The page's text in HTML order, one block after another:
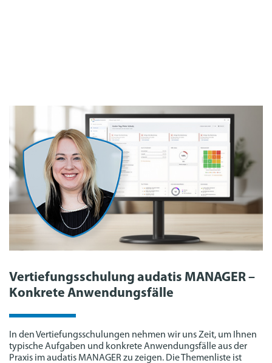
Vertiefungsschulung audatis MANAGER –
Konkrete Anwendungsfälle
In den Vertiefungsschulungen nehmen wir uns Zeit, um Ihnen
typische Aufgaben und konkrete Anwendungsfälle aus der
Praxis im audatis MANAGER zu zeigen. Die Themenliste ist